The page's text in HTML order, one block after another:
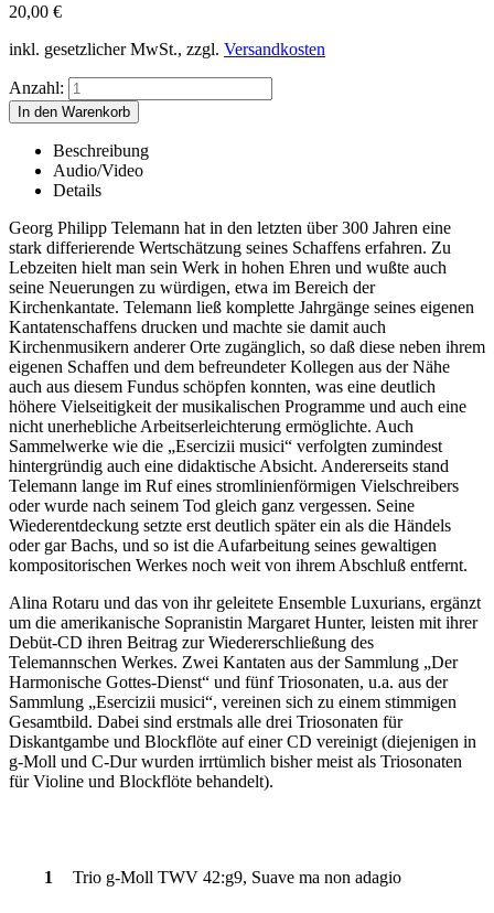
20,00 €
inkl. gesetzlicher MwSt., zzgl. Versandkosten
Anzahl:
Beschreibung
Audio/Video
Details
Georg Philipp Telemann hat in den letzten über 300 Jahren eine
stark differierende Wertschätzung seines Schaffens erfahren. Zu
Lebzeiten hielt man sein Werk in hohen Ehren und wußte auch
seine Neuerungen zu würdigen, etwa im Bereich der
Kirchenkantate. Telemann ließ komplette Jahrgänge seines eigenen
Kantatenschaffens drucken und machte sie damit auch
Kirchenmusikern anderer Orte zugänglich, so daß diese neben ihrem
eigenen Schaffen und dem befreundeter Kollegen aus der Nähe
auch aus diesem Fundus schöpfen konnten, was eine deutlich
höhere Vielseitigkeit der musikalischen Programme und auch eine
nicht unerhebliche Arbeitserleichterung ermöglichte. Auch
Sammelwerke wie die „Esercizii musici“ verfolgten zumindest
hintergründig auch eine didaktische Absicht. Andererseits stand
Telemann lange im Ruf eines stromlinienförmigen Vielschreibers
oder wurde nach seinem Tod gleich ganz vergessen. Seine
Wiederentdeckung setzte erst deutlich später ein als die Händels
oder gar Bachs, und so ist die Aufarbeitung seines gewaltigen
kompositorischen Werkes noch weit von ihrem Abschluß entfernt.
Alina Rotaru und das von ihr geleitete Ensemble Luxurians, ergänzt
um die amerikanische Sopranistin Margaret Hunter, leisten mit ihrer
Debüt-CD ihren Beitrag zur Wiedererschließung des
Telemannschen Werkes. Zwei Kantaten aus der Sammlung „Der
Harmonische Gottes-Dienst“ und fünf Triosonaten, u.a. aus der
Sammlung „Esercizii musici“, vereinen sich zu einem stimmigen
Gesamtbild. Dabei sind erstmals alle drei Triosonaten für
Diskantgambe und Blockflöte auf einer CD vereinigt (diejenigen in
g-Moll und C-Dur wurden irrtümlich bisher meist als Triosonaten
für Violine und Blockflöte behandelt).
1 Trio g-Moll TWV 42:g9, Suave ma non adagio